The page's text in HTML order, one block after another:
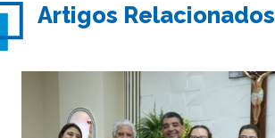
Artigos Relacionados